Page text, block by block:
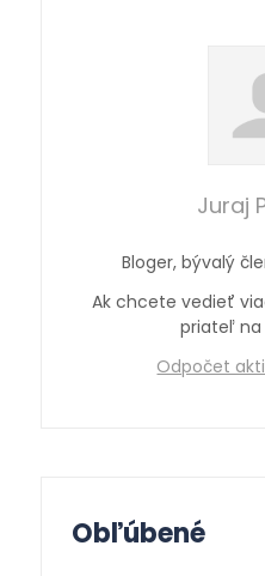
Juraj
Bloger, bývalý
Ak chcete vedieť
priateľ na
Odpočet
Obľúbené